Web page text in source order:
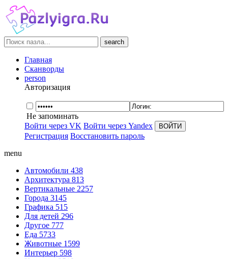
search
Главная
Сканворды
person
Авторизация
Не запоминать
Войти через VK Войти через Yandex
Регистрация Восстановить пароль
menu
Автомобили 438
Архитектура 813
Вертикальные 2257
Города 3145
Графика 515
Для детей 296
Другое 777
Еда 5733
Животные 1599
Интерьер 598